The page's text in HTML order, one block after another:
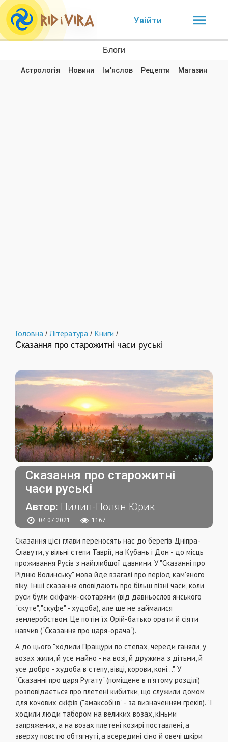
Увійти
Блоги
Астрологія Новини Ім'яслов Рецепти Магазин
Головна / Література / Книги /
Сказання про старожитні часи руські
Сказання про старожитні
часи руські
Автор: Пилип-Полян Юрик
04.07.2021 1167
Сказання цієї глави переносять нас до берегів Дніпра-
Славути, у вільні степи Таврії, на Кубань і Дон - до місць
проживання Русів з найглибшої давнини. У "Сказанні про
Рідню Волинську" мова йде взагалі про період кам'яного
віку. Інші сказання оповідають про більш пізні часи, коли
руси були скіфами-скотарями (від давньослов'янського
"скуте", "скуфе" - худоба), але ще не займалися
землеробством. Це потім їх Орій-батько орати й сіяти
навчив ("Сказання про царя-орача").
А до цього "ходили Пращури по степах, череди ганяли, у
возах жили, й усе майно - на возі, й дружина з дітьми, й
усе добро - худоба в степу, вівці, корови, коні...". У
"Сказанні про царя Ругату" (поміщене в п'ятому розділі)
розповідається про плетені кибитки, що служили домом
для кочових скіфів ("амаксобіїв" - за визначенням греків). "І
ходили люди табором на великих возах, кіньми
запряжених, а на возах плетені козирі поставлені, а
зверху повстю обтягнуті, а всередині сіно й овечі шкіри